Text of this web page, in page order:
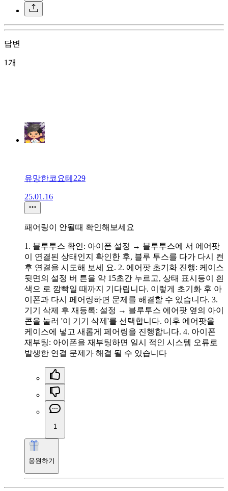
답변
1개
유망한코요테229
25.01.16
패어링이 안될때 확인해보세요
1. 블루투스 확인: 아이폰 설정 → 블루투스에 서 에어팟
이 연결된 상태인지 확인한 후, 블루 투스를 다가 다시 켠
후 연결을 시도해 보세 요. 2. 에어팟 초기화 진행: 케이스
뒷면의 설정 버 튼을 약 15초간 누르고, 상태 표시등이 흰
색으 로 깜빡일 때까지 기다립니다. 이렇게 초기화 후 아
이폰과 다시 페어링하면 문제를 해결할 수 있습니다. 3.
기기 삭제 후 재등록: 설정 → 블루투스 에어팟 옆의 아이
콘을 눌러 '이 기기 삭제'를 선택합니다. 이후 에어팟을
케이스에 넣고 새롭게 페어링을 진행합니다. 4. 아이폰
재부팅: 아이폰을 재부팅하면 일시 적인 시스템 오류로
발생한 연결 문제가 해결 될 수 있습니다
1
응원하기